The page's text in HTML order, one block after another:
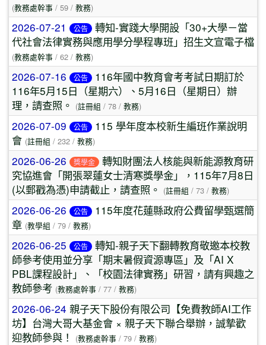
(教務處幹事 / 59 / 教務)
2026-07-21 公告
轉知-實踐大學開設「30+大學－當
代社會法律實務與應用學分學程專班」招生文宣電子檔
(教務處幹事 / 62 / 教務)
2026-07-16 公告
116年國中教育會考考試日期訂於
116年5月15日（星期六）、5月16日（星期日）辦
理，請查照。 (註冊組 / 78 / 教務)
2026-07-09 公告
115 學年度本校新生編班作業說明
會 (註冊組 / 232 / 教務)
2026-06-26 獎學金
轉知財團法人核能與新能源教育研
究協進會「開張翠蓮女士清寒獎學金」，115年7月8日
(以郵戳為憑)申請截止，請查照。 (註冊組 / 73 / 教務)
2026-06-26 公告
115年度花蓮縣政府公費留學甄選簡
章 (教學組 / 79 / 教務)
2026-06-25 公告
轉知-親子天下翻轉教育敬邀本校教
師參考使用並分享「期末暑假資源專區」及「AI X
PBL課程設計」、「校園法律實務」研習，請有興趣之
教師參考 (教務處幹事 / 77 / 教務)
2026-06-24 親子天下股份有限公司【免費教師AI工作
坊】台灣大哥大基金會 × 親子天下聯合舉辦，誠摯歡
迎教師參與！
(教務處幹事 / 79 / 教務)